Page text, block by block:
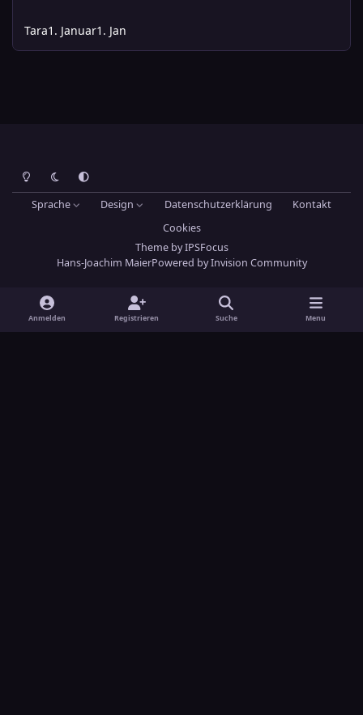
Tara1. Januar1. Jan
Heller ModusDunkler ModusSystemeinstellung
Sprache Design Datenschutzerklärung
Kontakt
Cookies
ThemebyIPSFocus
Hans-Joachim MaierPowered byInvision Community
Anmelden Registrieren Suche Menu